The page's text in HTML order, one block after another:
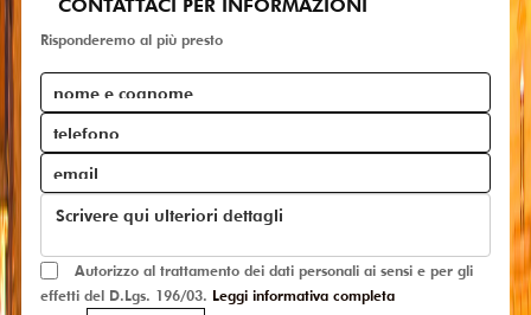
CONTATTACI PER INFORMAZIONI
Risponderemo al più presto
Autorizzo al trattamento dei dati personali ai sensi e per gli
effetti del D.Lgs. 196/03. Leggi informativa completa